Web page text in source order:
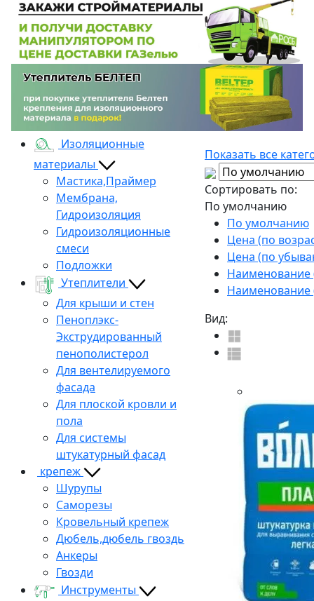
Изоляционные
материалы
Мастика,Праймер
Мембрана,
Гидроизоляция
Гидроизоляционные
смеси
Подложки
Утеплители
Для крыши и стен
Пеноплэкс-
Экструдированный
пенополистерол
Для вентелируемого
фасада
Для плоской кровли и
пола
Для системы
штукатурный фасад
крепеж
Шурупы
Саморезы
Кровельный крепеж
Дюбель,дюбель гвоздь
Анкеры
Гвозди
Инструменты
Показать все
Сортировать по:
По умолчанию
По умолчанию
Цена (по
Цена (по
Наименование
Наименование
Вид: